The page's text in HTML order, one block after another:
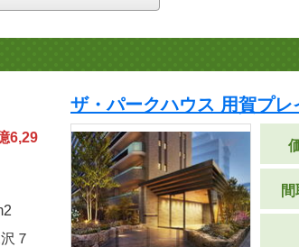
6,29
2
７
ザ・パークハウス 用賀プレ
間